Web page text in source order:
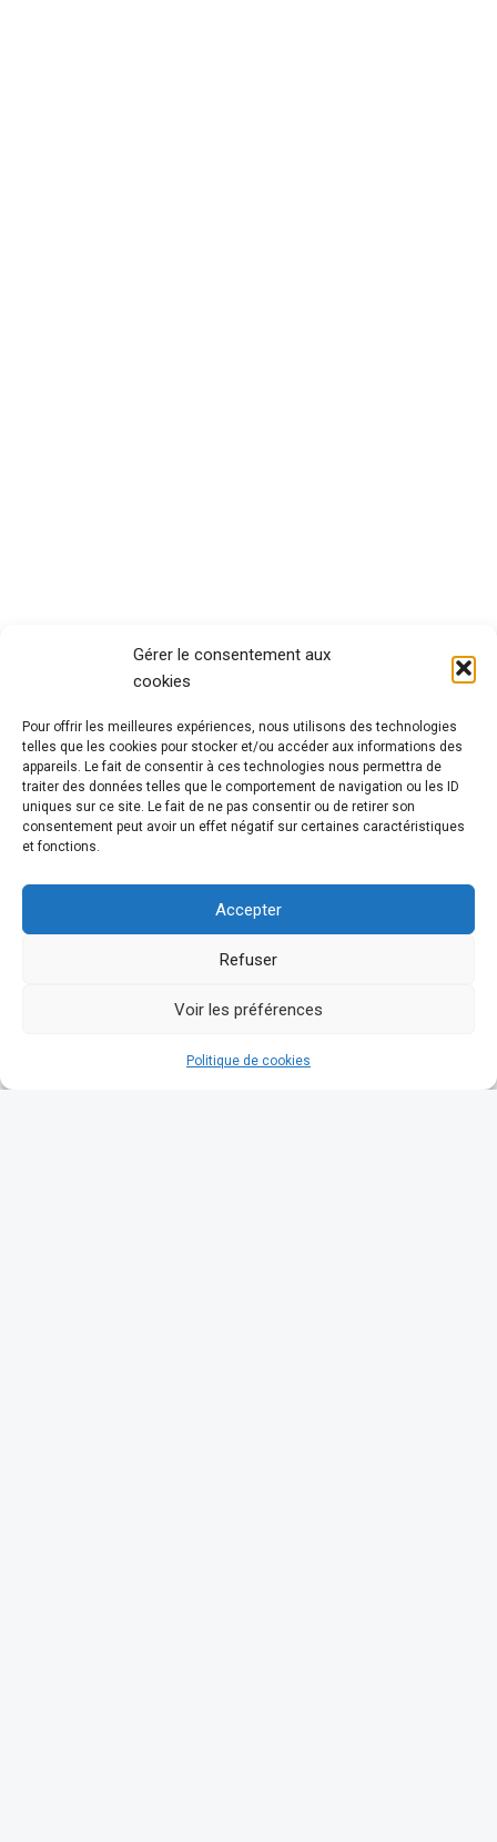
Gérer le consentement aux
cookies
Pour offrir les meilleures expériences, nous utilisons des technologies
telles que les cookies pour stocker et/ou accéder aux informations des
appareils. Le fait de consentir à ces technologies nous permettra de
traiter des données telles que le comportement de navigation ou les ID
uniques sur ce site. Le fait de ne pas consentir ou de retirer son
consentement peut avoir un effet négatif sur certaines caractéristiques
et fonctions.
Accepter
Refuser
Voir les préférences
Politique de cookies